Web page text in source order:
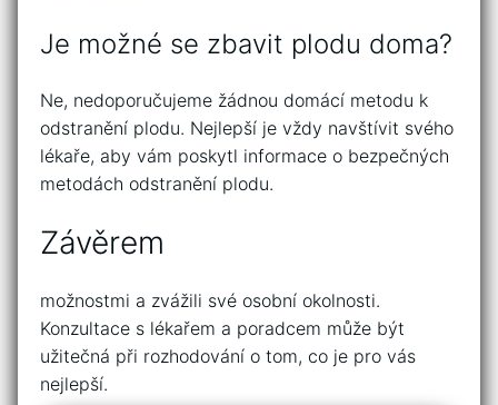
Je možné se zbavit plodu doma?
Ne, nedoporučujeme žádnou domácí metodu k
odstranění plodu. Nejlepší je vždy navštívit svého
lékaře, aby vám poskytl informace o bezpečných
metodách odstranění plodu.
Závěrem
možnostmi a zvážili své osobní okolnosti.
Konzultace s lékařem a poradcem může být
užitečná při rozhodování o tom, co je pro vás
nejlepší.